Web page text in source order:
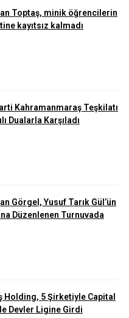
Toptaş, minik öğrencilerin
kayıtsız kalmadı
Kahramanmaraş Teşkilatı
Dualarla Karşıladı
Görgel, Yusuf Tarık Gül’ün
Düzenlenen Turnuvada
Holding, 5 Şirketiyle Capital
Devler Ligine Girdi